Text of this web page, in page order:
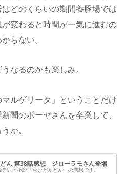
どのくらいの期間養豚場では
変わると時間が一気に進むの
らない。
なるのかも楽しみ。
ルゲリータ」ということだけ
聞のボーヤさんを卒業して、
か。
ん 第38話感想 ジローラモさん登場
テレビ小説「ちむどんどん」の感想です。